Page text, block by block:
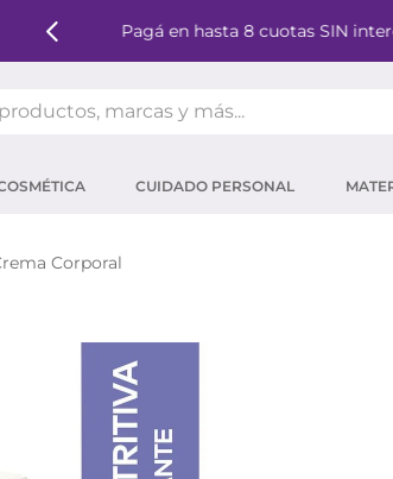
Pagá en hasta 8 cuotas SIN
CUIDADO PERSONAL
Corporal